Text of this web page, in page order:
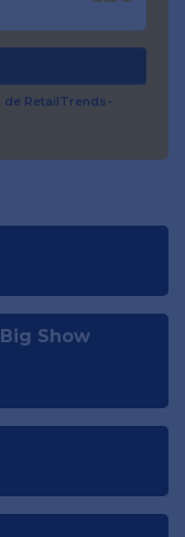
de RetailTrends-
Show